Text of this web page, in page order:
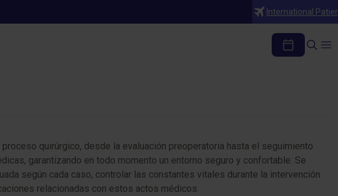
International
quirúrgico, desde la evaluación preoperatoria hasta el seguimiento
garantizando en todo momento un entorno seguro y confortable. Se
según cada caso, controlar las constantes vitales durante la intervención
relacionadas con estos actos médicos.